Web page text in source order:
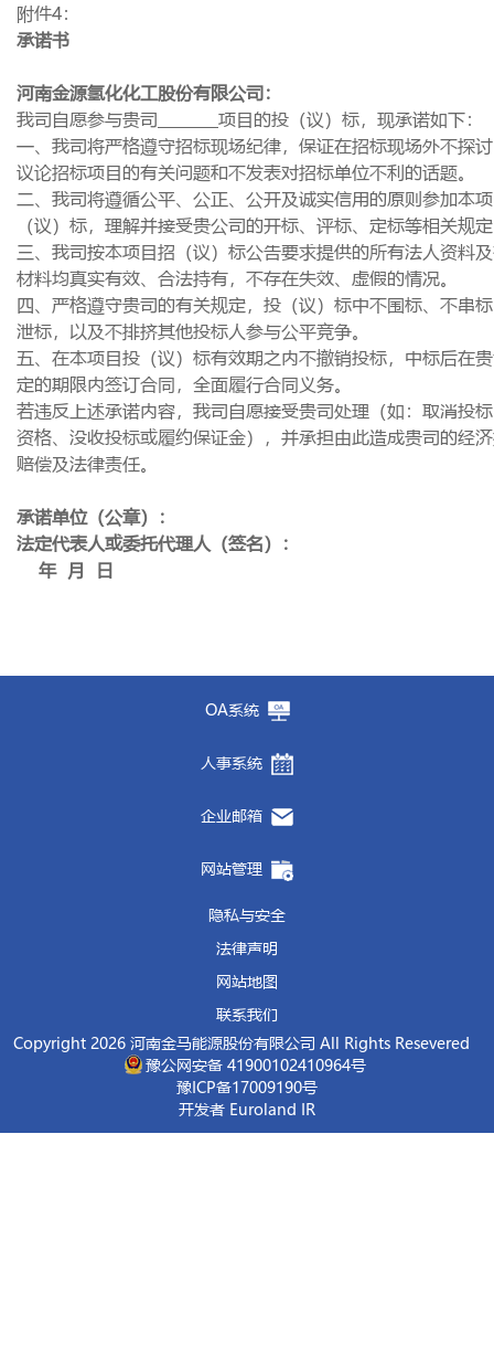
附件4：
承诺书
河南金源氢化化工股份有限公司：
我司自愿参与贵司
项目的投（议）标，现承诺如下：
一、我司将严格遵守招标现场纪律，保证在招标现场外不探
议论招标项目的有关问题和不发表对招标单位不利的话题。
二、我司将遵循公平、公正、公开及诚实信用的原则参加本
（议）标，理解并接受贵公司的开标、评标、定标等相关规
三、我司按本项目招（议）标公告要求提供的所有法人资料
材料均真实有效、合法持有，不存在失效、虚假的情况。
四、严格遵守贵司的有关规定，投（议）标中不围标、不串
泄标，以及不排挤其他投标人参与公平竞争。
五、在本项目投（议）标有效期之内不撤销投标，中标后在
定的期限内签订合同，全面履行合同义务。
若违反上述承诺内容，我司自愿接受贵司处理（如：取消投
资格、没收投标或履约保证金），并承担由此造成贵司的经
赔偿及法律责任。
承诺单位（公章）：
法定代表人或委托代理人（签名）：
年 月 日
OA系统
人事系统
企业邮箱
网站管理
隐私与安全
法律声明
网站地图
联系我们
Copyright 2026 河南金马能源股份有限公司 All Rights Resevered
豫公网安备 41900102410964号
豫ICP备17009190号
开发者 Euroland IR